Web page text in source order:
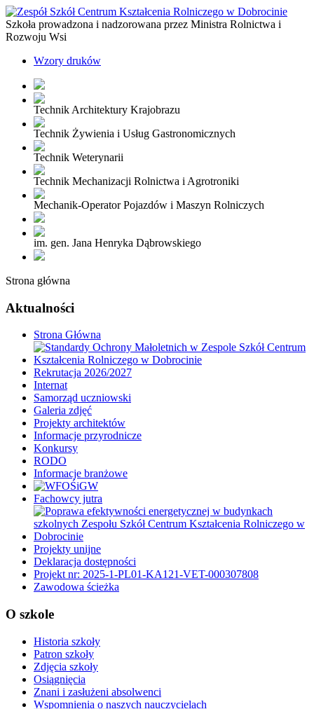
Szkoła prowadzona i nadzorowana przez Ministra Rolnictwa i
Rozwoju Wsi
Wzory druków
Technik Architektury Krajobrazu
Technik Żywienia i Usług Gastronomicznych
Technik Weterynarii
Technik Mechanizacji Rolnictwa i Agrotroniki
Mechanik-Operator Pojazdów i Maszyn Rolniczych
im. gen. Jana Henryka Dąbrowskiego
Strona główna
Aktualności
Strona Główna
Rekrutacja 2026/2027
Internat
Samorząd uczniowski
Galeria zdjęć
Projekty architektów
Informacje przyrodnicze
Konkursy
RODO
Informacje branżowe
Fachowcy jutra
Projekty unijne
Deklaracja dostępności
Projekt nr: 2025-1-PL01-KA121-VET-000307808
Zawodowa ścieżka
O szkole
Historia szkoły
Patron szkoły
Zdjęcia szkoły
Osiągnięcia
Znani i zasłużeni absolwenci
Wspomnienia o naszych nauczycielach